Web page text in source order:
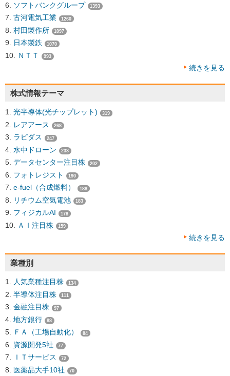
ソフトバンクグループ 1393
古河電気工業 1260
村田製作所 1097
日本製鉄 1070
ＮＴＴ 993
続きを見る
株式情報テーマ
光半導体(光チップレット) 319
レアアース 268
ラピダス 247
水中ドローン 233
データセンター注目株 202
フォトレジスト 190
e-fuel（合成燃料） 188
リチウム空気電池 183
フィジカルAI 178
ＡＩ注目株 159
続きを見る
業種別
人気業種注目株 134
半導体注目株 111
金融注目株 97
地方銀行 88
ＦＡ（工場自動化） 84
資源開発5社 77
ＩＴサービス 72
医薬品大手10社 70